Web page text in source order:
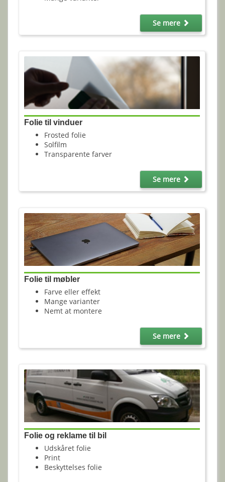
Se mere
Folie til vinduer
Frosted folie
Solfilm
Transparente farver
Se mere
Folie til møbler
Farve eller effekt
Mange varianter
Nemt at montere
Se mere
Folie og reklame til bil
Udskåret folie
Print
Beskyttelses folie